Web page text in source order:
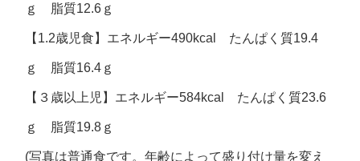
ｇ 脂質12.6ｇ
【1.2歳児食】エネルギー490kcal たんぱく質19.4
ｇ 脂質16.4ｇ
【３歳以上児】エネルギー584kcal たんぱく質23.6
ｇ 脂質19.8ｇ
(写真は普通食です。年齢によって盛り付け量を変え